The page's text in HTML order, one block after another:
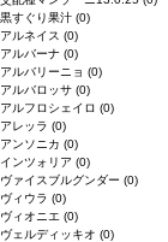
黒すぐり果汁 (0)
アルネイス (0)
アルバーナ (0)
アルバリーニョ (0)
アルバロッサ (0)
アルフロシェイロ (0)
アレッラ (0)
アンソニカ (0)
インツォリア (0)
ヴァイスブルグンダー (0)
ヴィウラ (0)
ヴィオニエ (0)
ヴェルディッキオ (0)